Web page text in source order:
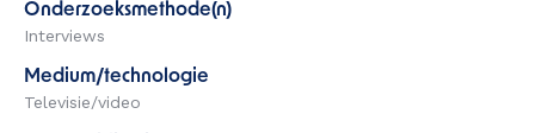
Onderzoeksmethode(n)
Interviews
Medium/technologie
Televisie/video